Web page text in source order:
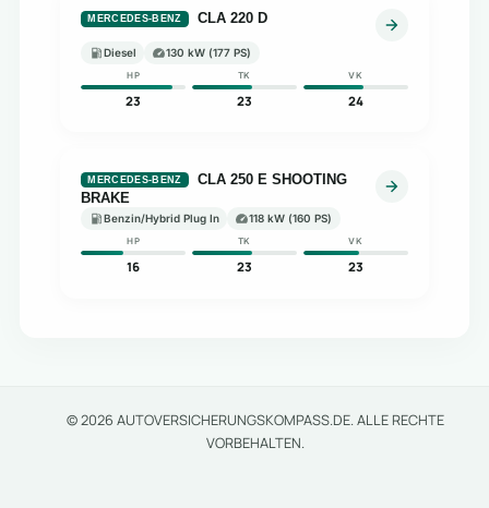
MERCEDES-BENZ CLA 220 D
Diesel 130 kW (177 PS)
HP
23
TK
23
VK
24
MERCEDES-BENZ
CLA 250 E SHOOTING
BRAKE
Benzin/Hybrid Plug In 118 kW (160 PS)
HP
16
TK
23
VK
23
© 2026 AUTOVERSICHERUNGSKOMPASS.DE. ALLE RECHTE
VORBEHALTEN.